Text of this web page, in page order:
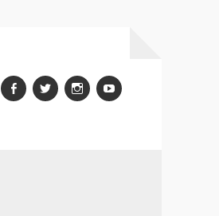
Facebook
TwitterInstagram
youtube